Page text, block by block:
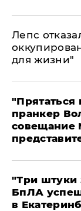
Лепс
для жизни"
"Прятаться
пранкер
совещание
"Три штуки
БпЛА
в